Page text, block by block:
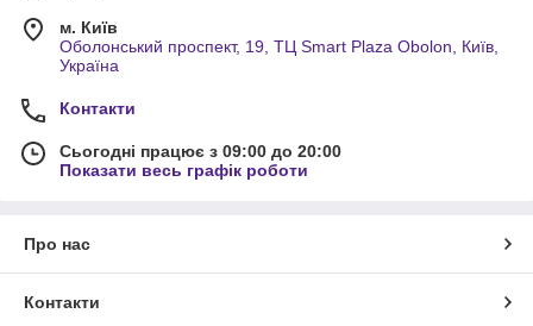
м. Київ
Оболонський проспект, 19, ТЦ Smart Plaza Obolon, Київ,
Україна
Контакти
Сьогодні працює з 09:00 до 20:00
Показати весь графік роботи
Про нас
Контакти